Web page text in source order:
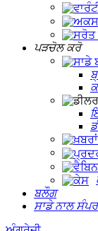
ਪੜਚੋਲ ਕਰੋ
ਬਲੌਗ
ਸਾਡੇ ਨਾਲ